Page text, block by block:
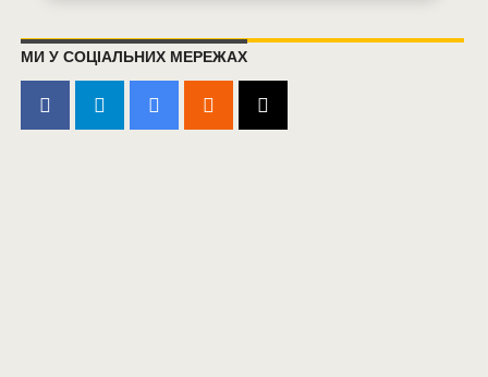
МИ У СОЦІАЛЬНИХ МЕРЕЖАХ